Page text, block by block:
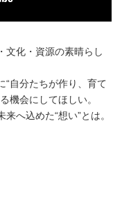
文化・資源の素晴らし
“自分たちが作り、育て
機会にしてほしい。
へ込めた“想い”とは。